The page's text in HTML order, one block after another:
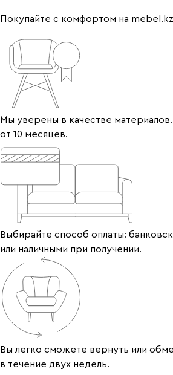
Покупайте с комфортом на mebel.kz
Мы уверены в качестве материалов.
от 10 месяцев.
Выбирайте способ оплаты:
или наличными при получении.
Вы легко сможете вернуть или
в течение двух недель.